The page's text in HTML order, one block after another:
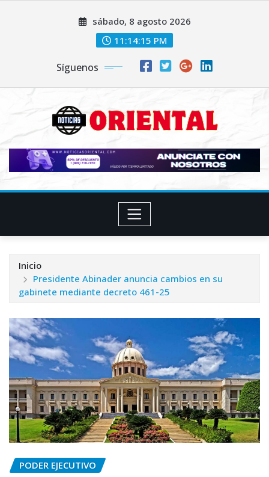
sábado, 8 agosto 2026
11:14:16 PM
Síguenos
Inicio
Presidente Abinader anuncia cambios en su
gabinete mediante decreto 461-25
PODER EJECUTIVO